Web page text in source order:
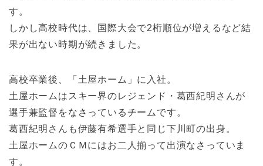
す。
しかし高校時代は、国際大会で2桁順位が増えるなど結
果が出ない時期が続きました。
高校卒業後、「土屋ホーム」に入社。
土屋ホームはスキー界のレジェンド・葛西紀明さんが
選手兼監督をなさっているチームです。
葛西紀明さんも伊藤有希選手と同じ下川町の出身。
土屋ホームのＣＭにはお二人揃って出演なさっていま
す。